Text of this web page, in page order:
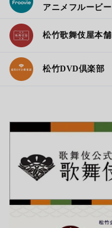
アニメフルービー
松竹歌舞伎屋本舗
松竹DVD倶楽部